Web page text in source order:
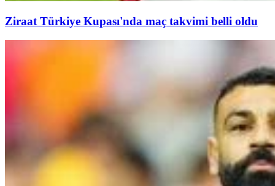
Ziraat Türkiye Kupası'nda maç takvimi belli oldu